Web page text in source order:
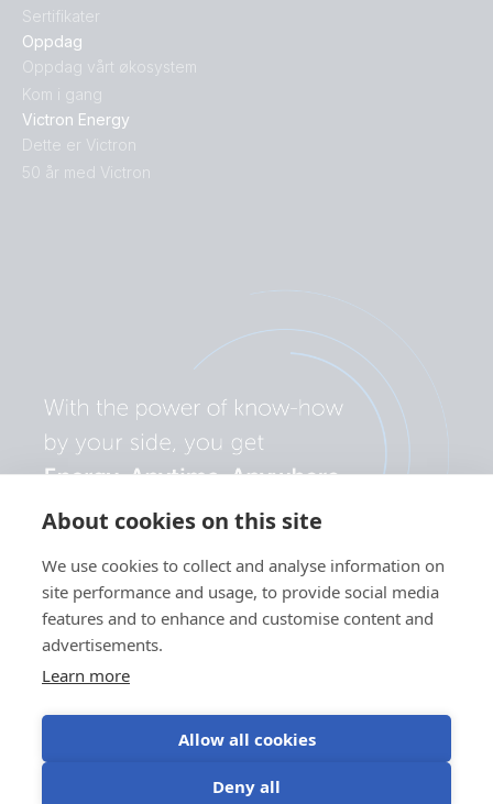
About cookies on this site
We use cookies to collect and analyse information on
site performance and usage, to provide social media
features and to enhance and customise content and
advertisements.
Learn more
Allow all cookies
Deny all
Oppdag
Oppdag vårt økosystem
Kom i gang
Victron Energy
Dette er Victron
50 år med Victron
Sertifikater
Personvernserklæring
informasjonskapsler
Vilkår for